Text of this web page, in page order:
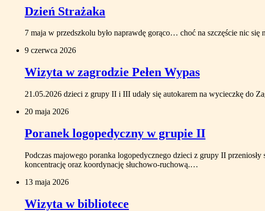
Dzień Strażaka
7 maja w przedszkolu było naprawdę gorąco… choć na szczęście nic
9 czerwca 2026
Wizyta w zagrodzie Pełen Wypas
21.05.2026 dzieci z grupy II i III udały się autokarem na wycieczkę do
20 maja 2026
Poranek logopedyczny w grupie II
Podczas majowego poranka logopedycznego dzieci z grupy II
koncentrację oraz koordynację słuchowo-ruchową.…
13 maja 2026
Wizyta w bibliotece